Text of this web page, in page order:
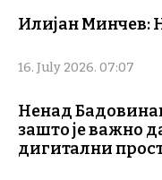
Илијан Минчев:
16. July 2026. 07:07
Ненад
зашто је важно
дигитални